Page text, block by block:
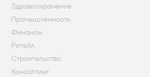
Здравоохранение
Промышленность
Финансы
Ритейл
Строительство
Консалтинг